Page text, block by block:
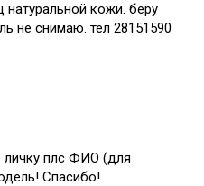
кожи. беру
не снимаю. тел 28151590
плс ФИО (для
Спасибо!